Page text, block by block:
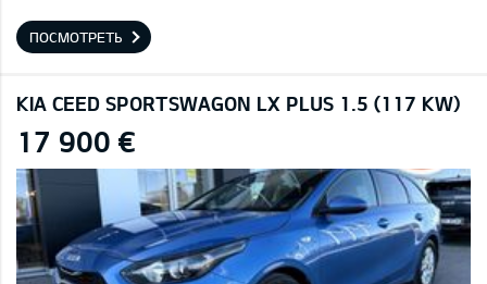
ПОСМОТРЕТЬ
KIA CEED SPORTSWAGON LX PLUS 1.5 (117 KW)
17 900 €